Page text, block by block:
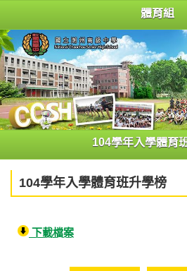
體育組
104學年入學體育
104學年入學體育班升學榜
下載檔案